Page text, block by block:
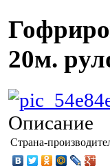
20м.
Описание
Страна-